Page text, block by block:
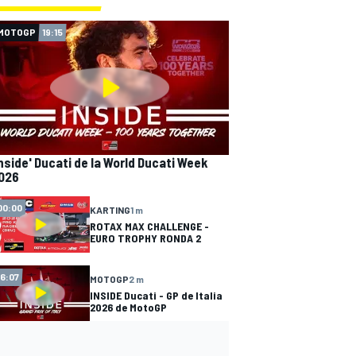
19:15
Ducati de la World Ducati Week
KARTING1 m
ROTAX MAX CHALLENGE -
EURO TROPHY RONDA 2
MOTOGP2 m
INSIDE Ducati - GP de Italia
2026 de MotoGP